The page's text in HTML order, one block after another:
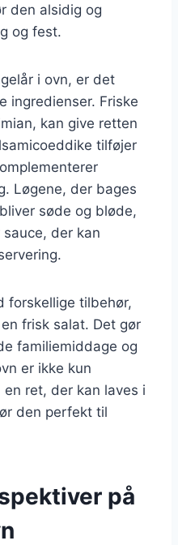
den alsidig og
og fest.
i ovn, er det
ingredienser. Friske
kan give retten
tilføjer
Løgene, der bages
søde og bløde,
der kan
forskellige tilbehør,
frisk salat. Det gør
familiemiddage og
er ikke kun
ret, der kan laves i
den perfekt til
på